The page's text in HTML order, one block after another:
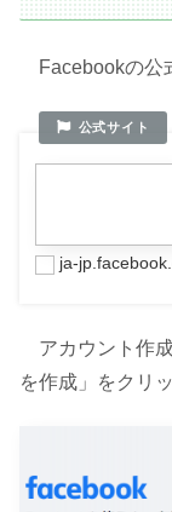
Facebookの公
ja-
アカウント作
を作成」をクリ